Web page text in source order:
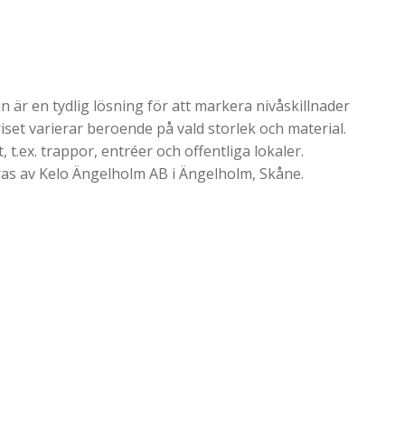
är en tydlig lösning för att markera nivåskillnader
varierar beroende på vald storlek och material.
trappor, entréer och offentliga lokaler.
av Kelo Ängelholm AB i Ängelholm, Skåne.